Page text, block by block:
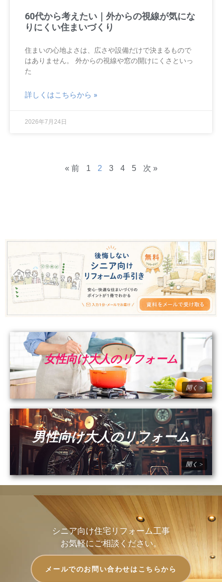
60代から考えたい｜外からの視線が気にな
りにくい住まいづくり
住まいの心地よさは、広さや設備だけで決まるもので
はありません。 外からの視線や窓の開けにくさといっ
た
詳しくはこちらから »
2026年7月24日
« 前 1 2 3 4 5 次 »
女性向け大人のリフォーム
男性向け大人のリフォーム
シニア向け住宅リフォーム工事
お気軽にご相談ください。
メールでのお問い合わせはこちらから